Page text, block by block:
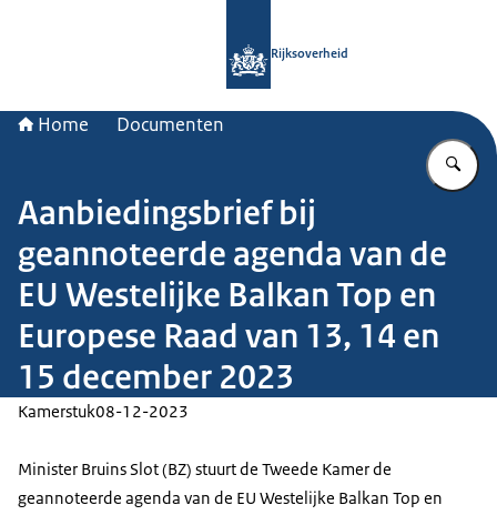
Rijksoverheid
Home Documenten
Aanbiedingsbrief bij
geannoteerde agenda van de
EU Westelijke Balkan Top en
Europese Raad van 13, 14 en
15 december 2023
Kamerstuk08-12-2023
Minister Bruins Slot (BZ) stuurt de Tweede Kamer de
geannoteerde agenda van de EU Westelijke Balkan Top en